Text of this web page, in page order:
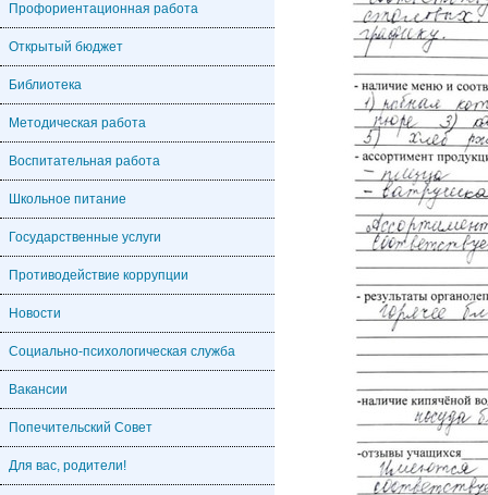
Профориентационная работа
Открытый бюджет
Библиотека
Методическая работа
Воспитательная работа
Школьное питание
Государственные услуги
Противодействие коррупции
Новости
Социально-психологическая служба
Вакансии
Попечительский Совет
Для вас, родители!